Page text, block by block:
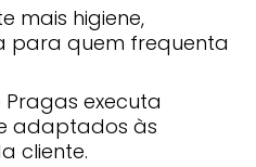
mais higiene,
para quem frequenta
Pragas executa
adaptados às
cliente.